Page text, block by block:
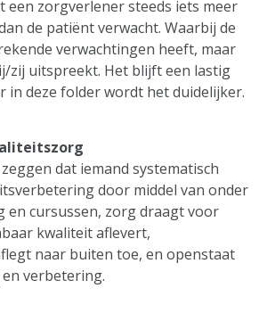
een zorgverlener steeds iets meer
de patiënt verwacht. Waarbij de
verwachtingen heeft, maar
zij uitspreekt. Het blijft een lastig
in deze folder wordt het duidelijker.
dat iemand systematisch
door middel van onder
en cursussen, zorg draagt voor
kwaliteit aflevert,
naar buiten toe, en openstaat
verbetering.